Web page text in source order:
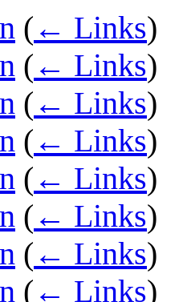
( ← Links)
( ← Links)
( ← Links)
( ← Links)
( ← Links)
( ← Links)
( ← Links)
( ← Links)